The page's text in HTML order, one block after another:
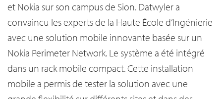
et Nokia sur son campus de Sion. Datwyler a
convaincu les experts de la Haute École d’Ingénierie
avec une solution mobile innovante basée sur un
Nokia Perimeter Network. Le système a été intégré
dans un rack mobile compact. Cette installation
mobile a permis de tester la solution avec une